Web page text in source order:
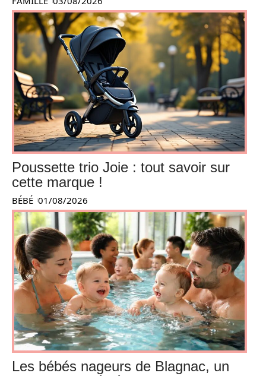
Poussette trio Joie : tout savoir sur
cette marque !
BÉBÉ 01/08/2026
Les bébés nageurs de Blagnac, un